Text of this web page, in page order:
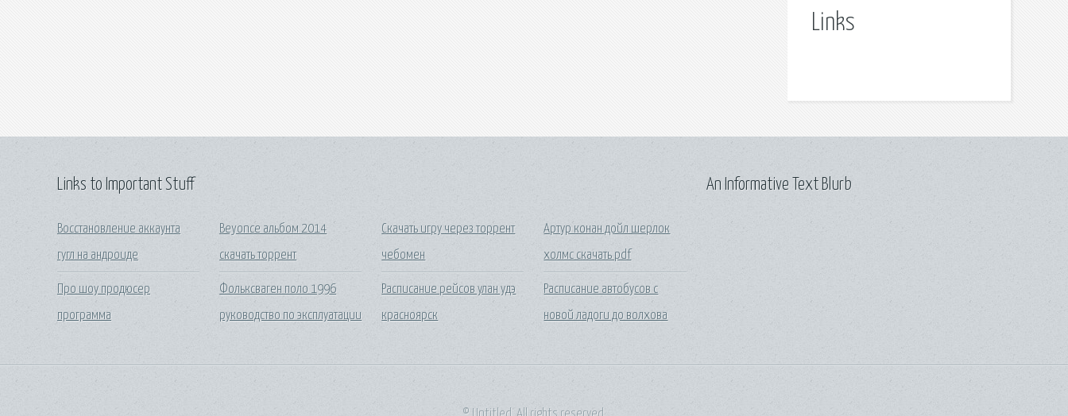
Links
Links to Important Stuff
Восстановление аккаунта
гугл на андроиде
Про шоу продюсер
программа
Beyonce альбом 2014
скачать торрент
Фольксваген поло 1996
руководство по эксплуатации
Скачать игру через торрент
чебомен
Расписание рейсов улан удэ
красноярск
Артур конан дойл шерлок
холмс скачать pdf
Расписание автобусов с
новой ладоги до волхова
An Informative Text Blurb